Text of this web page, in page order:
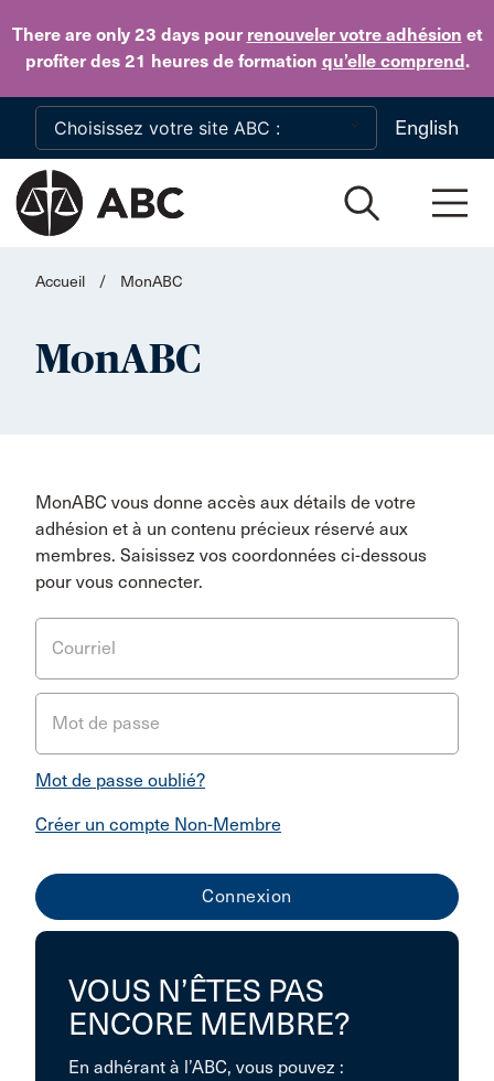
There are only 23 dayspour renouveler votre adhésion et
profiter des 21 heures de formation qu’elle comprend.
Skip to main content
English
Accueil / MonABC
MonABC
MonABC vous donne accès aux détails de votre
adhésion et à un contenu précieux réservé aux
membres. Saisissez vos coordonnées ci-dessous
pour vous connecter.
Courriel
Mot de passe
Mot de passe oublié?
Créer un compte Non-Membre
VOUS N’ÊTES PAS
ENCORE MEMBRE?
En adhérant à l’ABC, vous pouvez :